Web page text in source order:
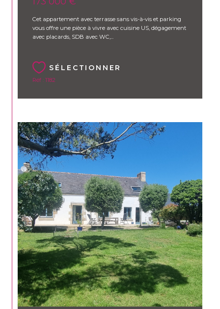
Cet appartement avec terrasse sans vis-à-vis et parking
vous offre une pièce à vivre avec cuisine US, dégagement
avec placards, SDB avec WC,...
SÉLECTIONNER
Réf : 1182